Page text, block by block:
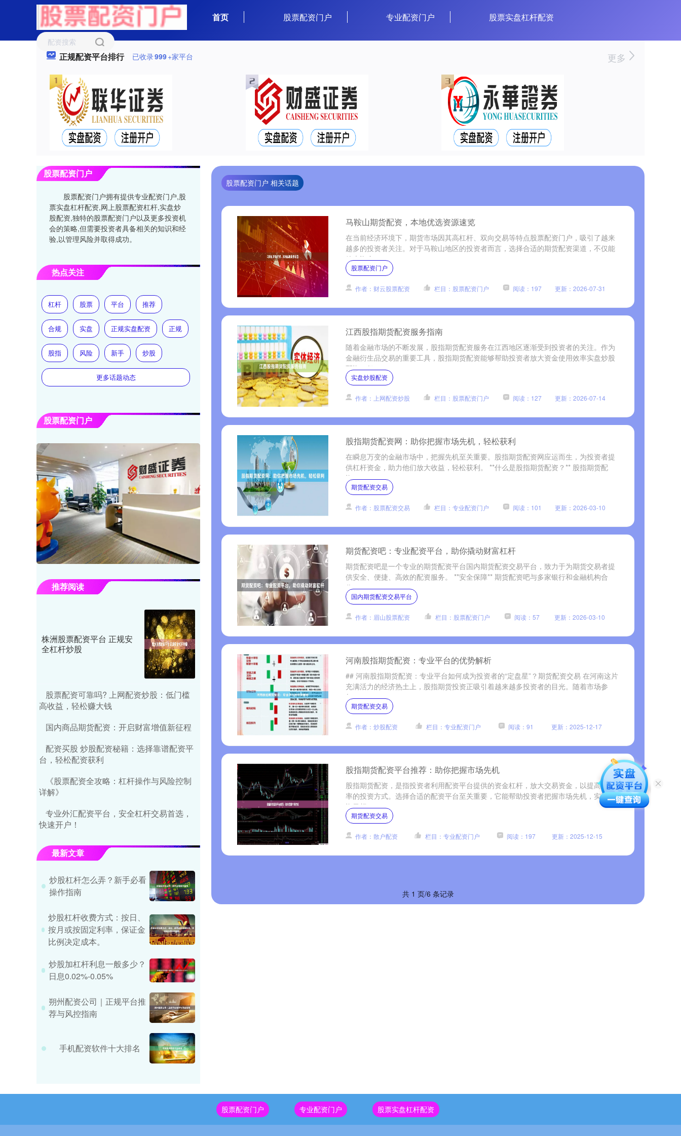
首页 股票配资门户 专业配资门户 股票实盘杠杆配资
正规配资平台排行 已收录999+家平台 更多
股票配资门户 相关话题
马鞍山期货配资，本地优选资源速览
在当前经济环境下，期货市场因其高杠杆、双向交易等特点股票配资门户，吸引了越来
越多的投资者关注。对于马鞍山地区的投资者而言，选择合适的期货配资渠道，不仅能
放大资金....
股票配资门户
作者：财云股票配资 栏目：股票配资门户 阅读：197 更新：2026-07-31
江西股指期货配资服务指南
随着金融市场的不断发展，股指期货配资服务在江西地区逐渐受到投资者的关注。作为
金融衍生品交易的重要工具，股指期货配资能够帮助投资者放大资金使用效率实盘炒股
配资，但....
实盘炒股配资
作者：上网配资炒股 栏目：股票配资门户 阅读：127 更新：2026-07-14
股指期货配资网：助你把握市场先机，轻松获利
在瞬息万变的金融市场中，把握先机至关重要。股指期货配资网应运而生，为投资者提
供杠杆资金，助力他们放大收益，轻松获利。 **什么是股指期货配资？** 股指期货配
资....
期货配资交易
作者：股票配资交易 栏目：专业配资门户 阅读：101 更新：2026-03-10
期货配资吧：专业配资平台，助你撬动财富杠杆
期货配资吧是一个专业的期货配资平台国内期货配资交易平台，致力于为期货交易者提
供安全、便捷、高效的配资服务。 **安全保障** 期货配资吧与多家银行和金融机构合
作....
国内期货配资交易平台
作者：眉山股票配资 栏目：股票配资门户 阅读：57 更新：2026-03-10
河南股指期货配资：专业平台的优势解析
## 河南股指期货配资：专业平台如何成为投资者的“定盘星”？期货配资交易 在河南这片
充满活力的经济热土上，股指期货投资正吸引着越来越多投资者的目光。随着市场参
与....
期货配资交易
作者：炒股配资 栏目：专业配资门户 阅读：91 更新：2025-12-17
股指期货配资平台推荐：助你把握市场先机
股指期货配资，是指投资者利用配资平台提供的资金杠杆，放大交易资金，以提高收益
率的投资方式。选择合适的配资平台至关重要，它能帮助投资者把握市场先机，实现投
资目标。....
期货配资交易
作者：散户配资 栏目：专业配资门户 阅读：197 更新：2025-12-15
共 1 页/6 条记录
股票配资门户
股票配资门户拥有提供专业配资门户,股
票实盘杠杆配资,网上股票配资杠杆,实盘炒
股配资,独特的股票配资门户以及更多投资机
会的策略,但需要投资者具备相关的知识和经
验,以管理风险并取得成功。
热点关注
杠杆 股票 平台 推荐
合规 实盘 正规实盘配资 正规
股指 风险 新手 炒股
更多话题动态
股票配资门户
推荐阅读
株洲股票配资平台 正规安
全杠杆炒股
股票配资可靠吗? 上网配资炒股：低门槛
高收益，轻松赚大钱
国内商品期货配资：开启财富增值新征程
配资买股 炒股配资秘籍：选择靠谱配资平
台，轻松配资获利
《股票配资全攻略：杠杆操作与风险控制
详解》
专业外汇配资平台，安全杠杆交易首选，
快速开户！
最新文章
炒股杠杆怎么弄？新手必看
操作指南
炒股杠杆收费方式：按日、
按月或按固定利率，保证金
比例决定成本。
炒股加杠杆利息一般多少？
日息0.02%-0.05%
朔州配资公司｜正规平台推
荐与风控指南
手机配资软件十大排名
股票配资门户 专业配资门户 股票实盘杠杆配资